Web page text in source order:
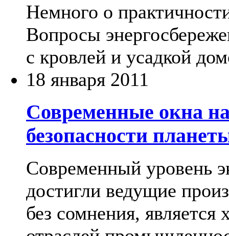
Немного о
Вопросы
с кровлей и усадкой
18 января 2011
Современные окна
безопасности
Современный уровень
достигли ведущие
без сомнения,